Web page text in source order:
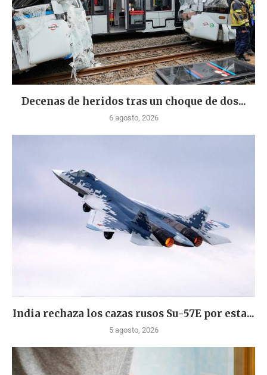
Decenas de heridos tras un choque de dos...
6 agosto, 2026
India rechaza los cazas rusos Su-57E por esta...
5 agosto, 2026